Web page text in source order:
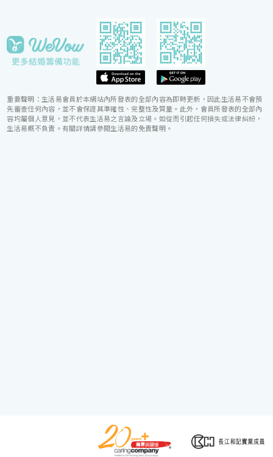
重要聲明：生活易會員於本網站內所發表的全部內容為即時更新，因此生活易不會預
先審查任何內容，並不會保證其準確性、完整性及質量。此外，會員所發表的全部內
容均屬個人意見，並不代表生活易之言論及立場。如從而引起任何損失或法律糾紛，
生活易概不負責。有關詳情請參閱生活易的免責聲明。